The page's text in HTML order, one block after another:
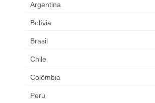
Argentina
Bolívia
Brasil
Chile
Colômbia
Peru